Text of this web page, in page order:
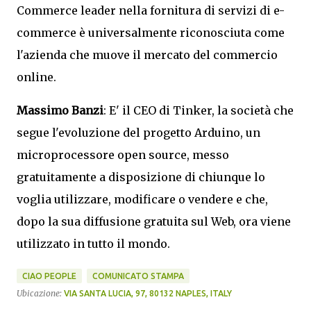
Commerce leader nella fornitura di servizi di e-
commerce è universalmente riconosciuta come
l'azienda che muove il mercato del commercio
online.
Massimo Banzi: E' il CEO di Tinker, la società che
segue l'evoluzione del progetto Arduino, un
microprocessore open source, messo
gratuitamente a disposizione di chiunque lo
voglia utilizzare, modificare o vendere e che,
dopo la sua diffusione gratuita sul Web, ora viene
utilizzato in tutto il mondo.
CIAO PEOPLE COMUNICATO STAMPA
Ubicazione: VIA SANTA LUCIA, 97, 80132 NAPLES, ITALY